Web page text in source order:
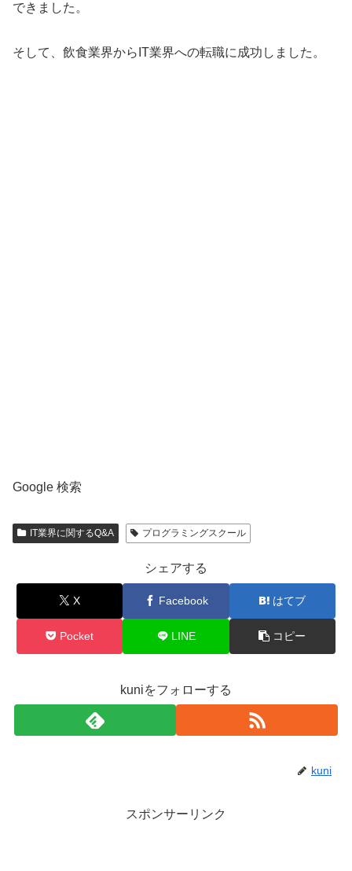
できました。
そして、飲食業界からIT業界への転職に成功しました。
Google 検索
IT業界に関するQ&A プログラミングスクール
シェアする
X Facebook はてブ
Pocket LINE コピー
kuniをフォローする
kuni
スポンサーリンク